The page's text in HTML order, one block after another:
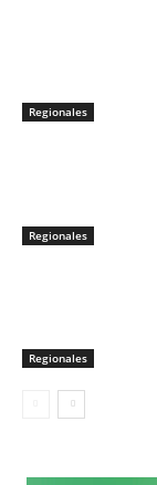
Regionales
Regionales
Regionales